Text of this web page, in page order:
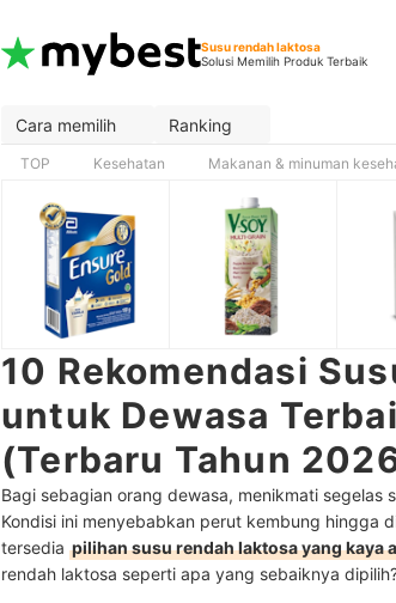
Susu rendah laktosa
Solusi Memilih Produk Terbaik
Cara memilih Ranking
TOP Kesehatan Makanan & minuman
10 Rekomendasi
untuk Dewasa
(Terbaru Tahun
Bagi sebagian orang dewasa, menikmati segelas
Kondisi ini menyebabkan perut kembung hingga
tersedia pilihan susu rendah laktosa yang kaya
rendah laktosa seperti apa yang sebaiknya